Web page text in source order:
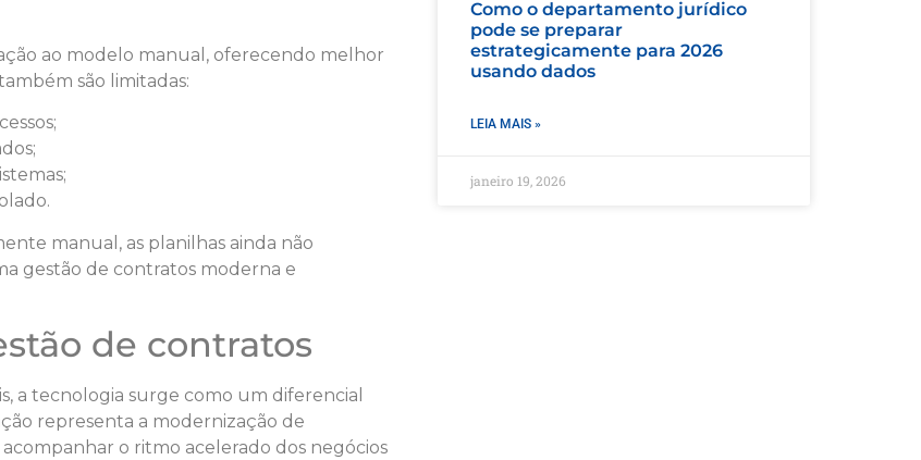
ao modelo manual, oferecendo melhor
são limitadas:
manual, as planilhas ainda não
gestão de contratos moderna e
de contratos
a tecnologia surge como um diferencial
representa a modernização de
o ritmo acelerado dos negócios
Como o departamento jurídico
pode se preparar
estrategicamente para 2026
usando dados
LEIA MAIS »
janeiro 19, 2026